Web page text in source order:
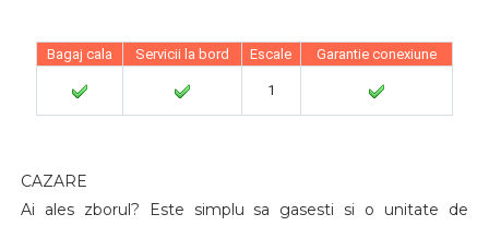
Bagaj cala Servicii la bord Escale Garantie conexiune
1
CAZARE
Ai ales zborul? Este simplu sa gasesti si o unitate de